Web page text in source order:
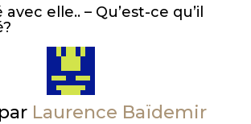
avec elle.. – Qu’est-ce qu’il
Laurence Baïdemir